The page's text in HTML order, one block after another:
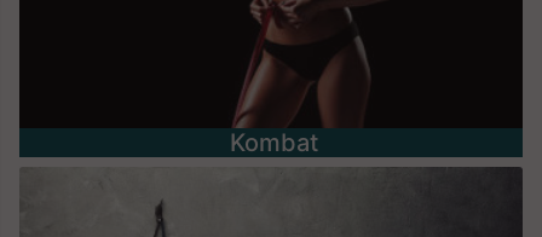
Kombat